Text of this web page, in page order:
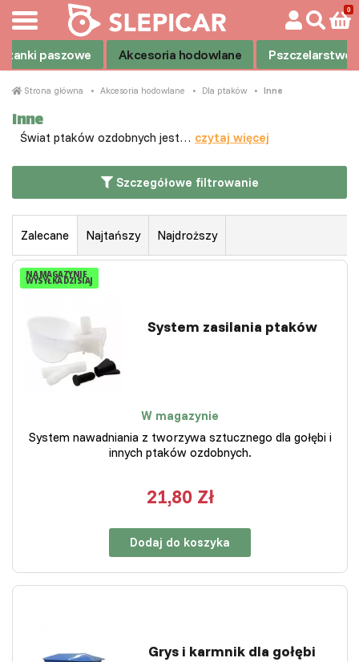
paszowe Akcesoria hodowlane Pszczelarstwo
Strona główna Akcesoria hodowlane Dla ptaków Inne
Inne
Świat ptaków ozdobnych jest… czytaj więcej
Szczegółowe filtrowanie
Zalecane Najtańszy Najdroższy
NA MAGAZYNIE
WYSYŁKA DZISIAJ
System zasilania ptaków
W magazynie
System nawadniania z tworzywa sztucznego dla gołębi i
innych ptaków ozdobnych.
21,80 Zł
Dodaj do koszyka
Grys i karmnik dla gołębi